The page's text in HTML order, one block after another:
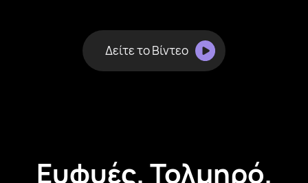
Δείτε το Βίντεο
Ευφυές. Τολμηρό.